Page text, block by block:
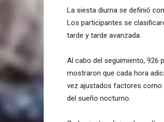
La siesta diurna se definió
Los participantes se
tarde y tarde avanzada.
Al cabo del seguimiento, 926
mostraron que cada hora
vez ajustados factores como
del sueño nocturno.